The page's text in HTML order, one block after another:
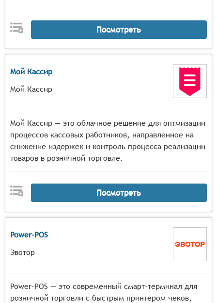
Посмотреть
Мой Кассир
Мой Кассир
Мой Кассир — это облачное решение для оптмизации
процессов кассовых работников, направленное на
снижение издержек и контроль процесса реализации
товаров в розничной торговле.
Посмотреть
Power-POS
Эвотор
Power-POS — это современный смарт-терминал для
розничной торговли с быстрым принтером чеков,